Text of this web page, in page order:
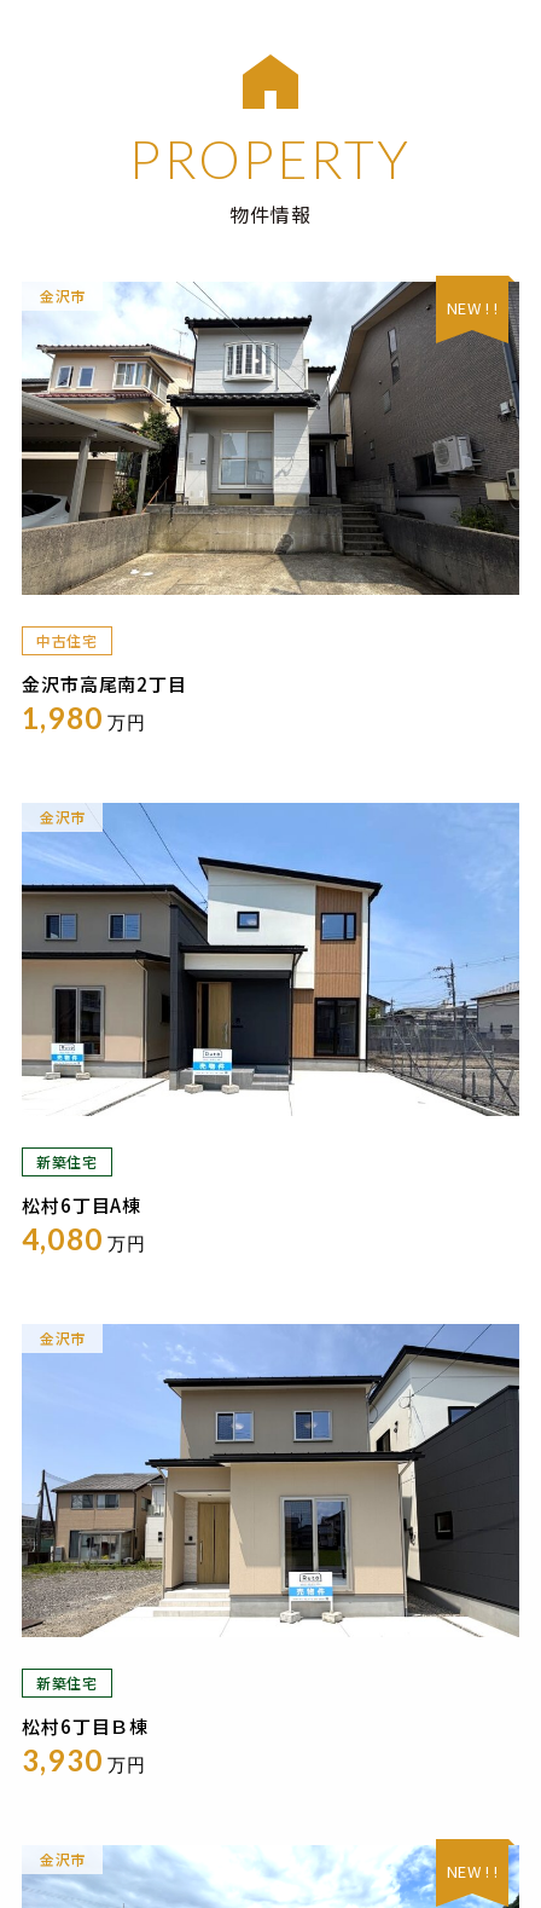
PROPERTY
物件情報
金沢市
NEW ! !
中古住宅
金沢市高尾南2丁目
1,980 万円
金沢市
新築住宅
松村6丁目A棟
4,080 万円
金沢市
新築住宅
松村6丁目Ｂ棟
3,930 万円
金沢市
NEW ! !